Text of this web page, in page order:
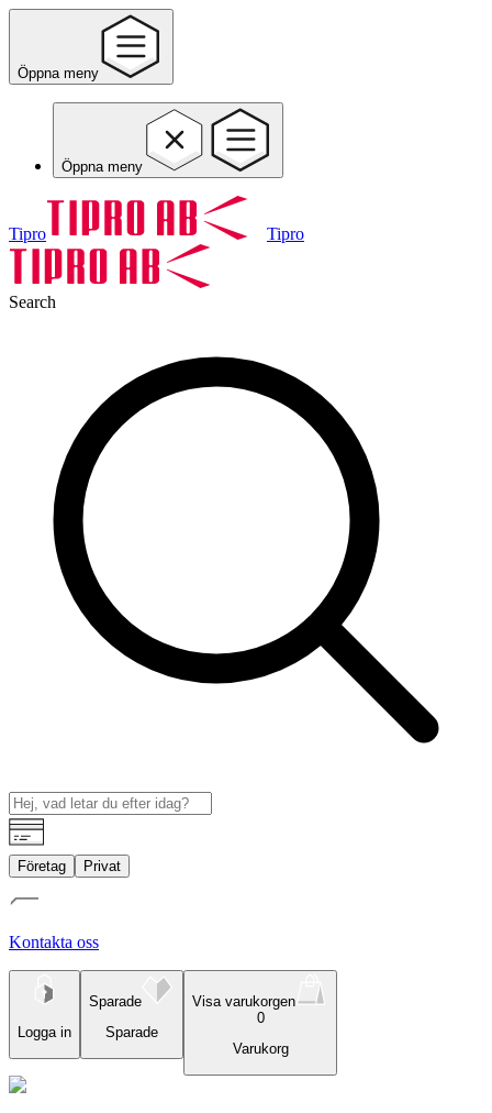
Öppna meny
Öppna meny
Tipro Tipro
Search
Företag Privat
Kontakta oss
Logga in
Sparade
Sparade
Visa varukorgen
0
Varukorg